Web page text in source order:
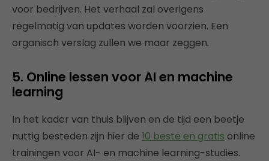
voor bedrijven. Het verhaal zal overigens
regelmatig van updates worden voorzien. Een
organisch verslag zullen we maar zeggen.
5. Online lessen voor AI en machine
learning
In het kader van thuis blijven en de tijd een beetje
nuttig besteden zijn hier de 10 beste en gratis online
trainingen voor AI- en machine learning-studies.